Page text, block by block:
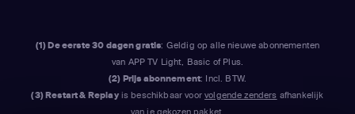
(1) De eerste 30 dagen gratis: Geldig op alle nieuwe abonnementen
van APP TV Light, Basic of Plus.
(2) Prijs abonnement: Incl. BTW.
(3) Restart & Replayis beschikbaar voorvolgende zenders afhankelijk
van je gekozen pakket.